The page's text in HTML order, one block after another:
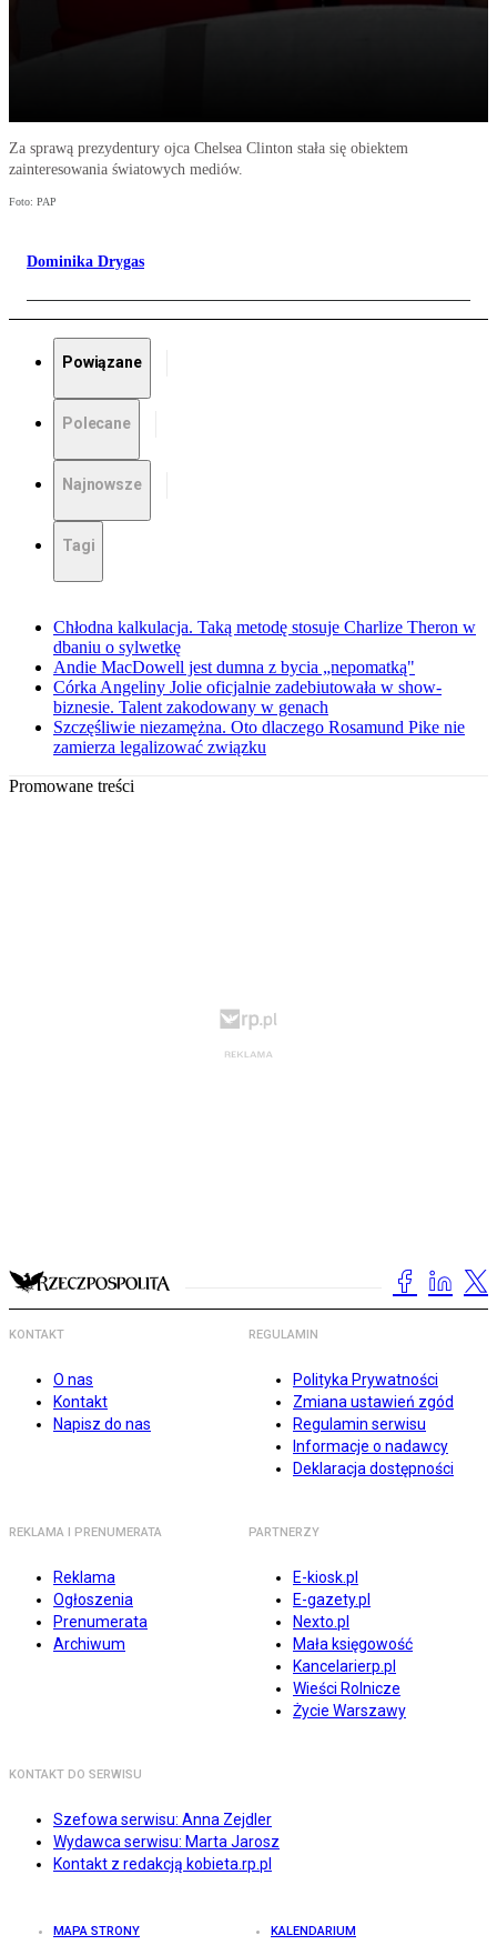
Za sprawą prezydentury ojca Chelsea Clinton stała się obiektem
zainteresowania światowych mediów.
Foto: PAP
Dominika Drygas
Powiązane
Polecane
Najnowsze
Tagi
Chłodna kalkulacja. Taką metodę stosuje Charlize Theron w
dbaniu o sylwetkę
Andie MacDowell jest dumna z bycia „nepomatką"
Córka Angeliny Jolie oficjalnie zadebiutowała w show-
biznesie. Talent zakodowany w genach
Szczęśliwie niezamężna. Oto dlaczego Rosamund Pike nie
zamierza legalizować związku
Promowane treści
KONTAKT
O nas
Kontakt
Napisz do nas
REGULAMIN
Polityka Prywatności
Zmiana ustawień zgód
Regulamin serwisu
Informacje o nadawcy
Deklaracja dostępności
REKLAMA I PRENUMERATA
Reklama
Ogłoszenia
Prenumerata
Archiwum
PARTNERZY
E-kiosk.pl
E-gazety.pl
Nexto.pl
Mała księgowość
Kancelarierp.pl
Wieści Rolnicze
Życie Warszawy
KONTAKT DO SERWISU
Szefowa serwisu: Anna Zejdler
Wydawca serwisu: Marta Jarosz
Kontakt z redakcją kobieta.rp.pl
MAPA STRONY KALENDARIUM